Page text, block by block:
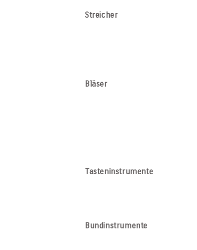
Streicher
Bläser
Tasteninstrumente
Bundinstrumente